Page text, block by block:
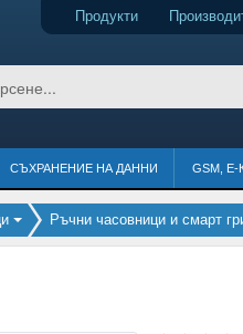
Продукти
СЪХРАНЕНИЕ НА ДАННИ GSM,
Ръчни часовници и смарт